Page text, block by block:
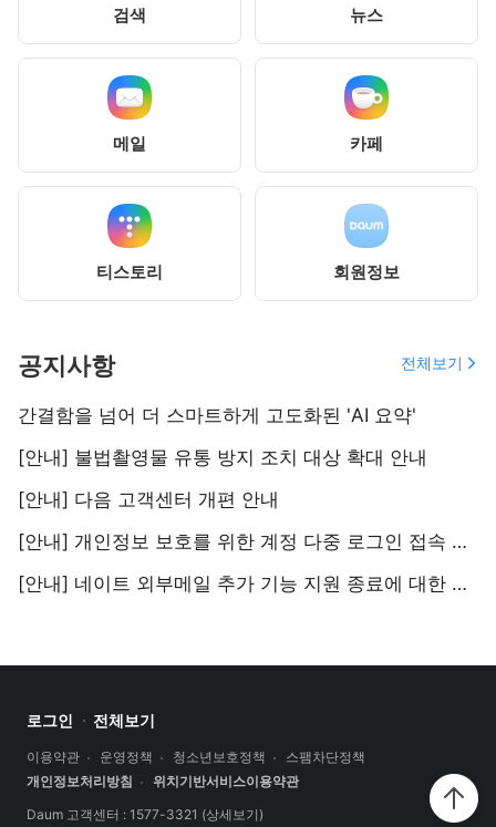
검색 뉴스
메일 카페
티스토리 회원정보
공지사항 전체보기
간결함을 넘어 더 스마트하게 고도화된 'AI 요약'
[안내] 불법촬영물 유통 방지 조치 대상 확대 안내
[안내] 다음 고객센터 개편 안내
[안내] 개인정보 보호를 위한 계정 다중 로그인 접속 지양 안내
[안내] 네이트 외부메일 추가 기능 지원 종료에 대한 안내
로그인 전체보기
이용약관 운영정책 청소년보호정책
스팸차단정책
개인정보처리방침
위치기반서비스이용약관
Daum 고객센터 : 1577-3321 (상세보기)